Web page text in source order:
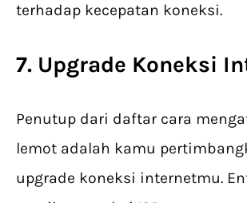
terhadap kecepatan koneksi.
7. Upgrade Koneksi
Penutup dari daftar cara
lemot adalah kamu
upgrade koneksi internetmu.